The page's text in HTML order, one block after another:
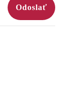
Odoslať